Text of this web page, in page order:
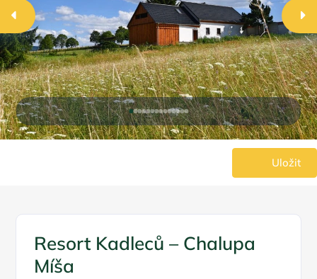
Uložit
Resort Kadleců – Chalupa
Míša